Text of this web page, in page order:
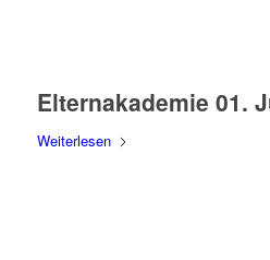
Elternakademie 01.
Weiterlesen